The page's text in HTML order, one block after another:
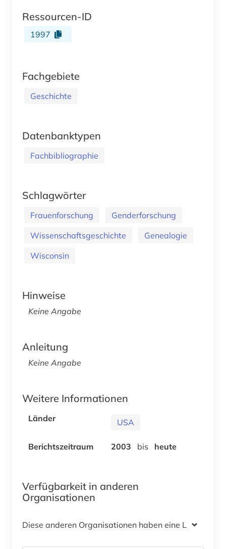
Ressourcen-ID
1997
Fachgebiete
Geschichte
Datenbanktypen
Fachbibliographie
Schlagwörter
Frauenforschung
Genderforschung
Wissenschaftsgeschichte
Genealogie
Wisconsin
Hinweise
Keine Angabe
Anleitung
Keine Angabe
Weitere Informationen
Länder USA
Berichtszeitraum 2003 bis heute
Verfügbarkeit in anderen
Organisationen
Diese anderen Organisationen haben eine Lizenz